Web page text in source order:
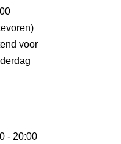
voor
- 20:00